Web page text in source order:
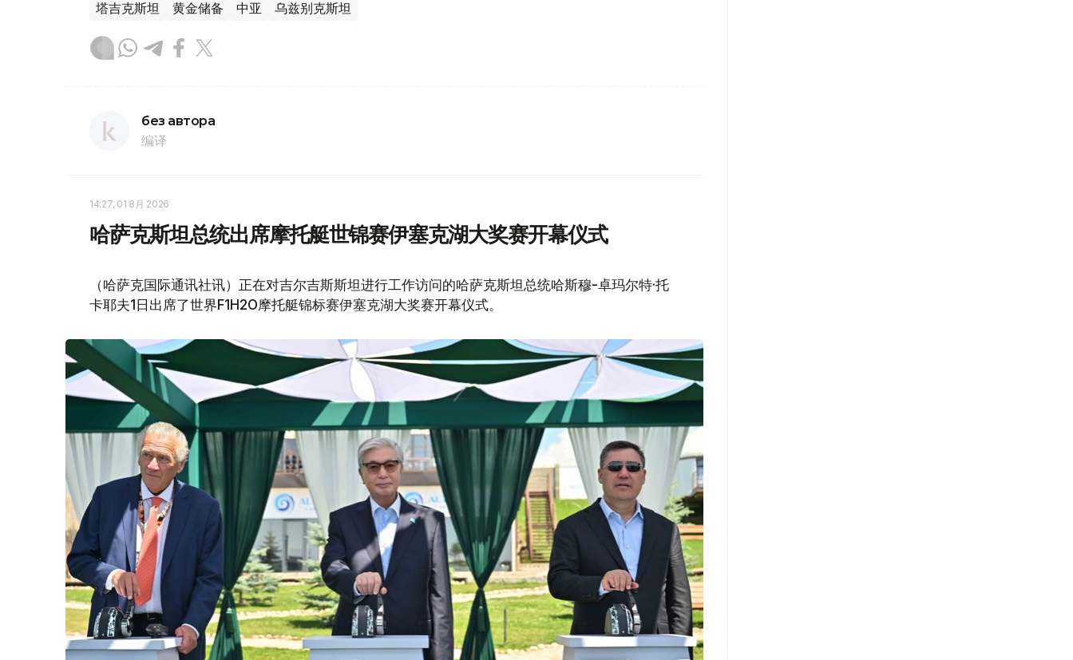
塔吉克斯坦 黄金储备 中亚 乌兹别克斯坦
без автора
编译
14:27, 01 8月 2026
哈萨克斯坦总统出席摩托艇世锦赛伊塞克湖大奖赛开幕仪式
（哈萨克国际通讯社讯）正在对吉尔吉斯斯坦进行工作访问的哈萨克斯坦总统哈斯穆-卓玛尔特·托
卡耶夫1日出席了世界F1H2O摩托艇锦标赛伊塞克湖大奖赛开幕仪式。